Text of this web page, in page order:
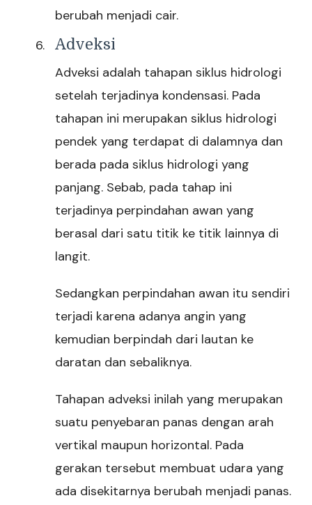
berubah menjadi cair.
Adveksi
Adveksi adalah tahapan siklus hidrologi
setelah terjadinya kondensasi. Pada
tahapan ini merupakan siklus hidrologi
pendek yang terdapat di dalamnya dan
berada pada siklus hidrologi yang
panjang. Sebab, pada tahap ini
terjadinya perpindahan awan yang
berasal dari satu titik ke titik lainnya di
langit.
Sedangkan perpindahan awan itu sendiri
terjadi karena adanya angin yang
kemudian berpindah dari lautan ke
daratan dan sebaliknya.
Tahapan adveksi inilah yang merupakan
suatu penyebaran panas dengan arah
vertikal maupun horizontal. Pada
gerakan tersebut membuat udara yang
ada disekitarnya berubah menjadi panas.